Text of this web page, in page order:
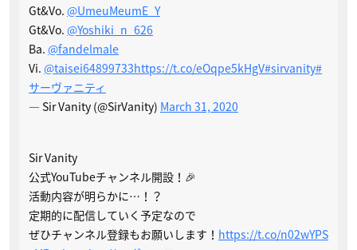
Gt&Vo. @UmeuMeumE_Y
Gt&Vo. @Yoshiki_n_626
Ba. @fandelmale
Vi. @taisei64899733https://t.co/eOqpe5kHgV#sirvanity#
サーヴァニティ
— Sir Vanity (@SirVanity) March 31, 2020
Sir Vanity
公式YouTubeチャンネル開設！🎉
活動内容が明らかに…！？
定期的に配信していく予定なので
ぜひチャンネル登録もお願いします！ https://t.co/n02wYPS